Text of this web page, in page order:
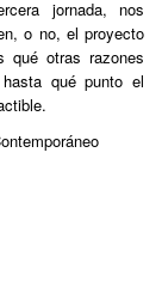
jornada, nos
o no, el proyecto
qué otras razones
qué punto el